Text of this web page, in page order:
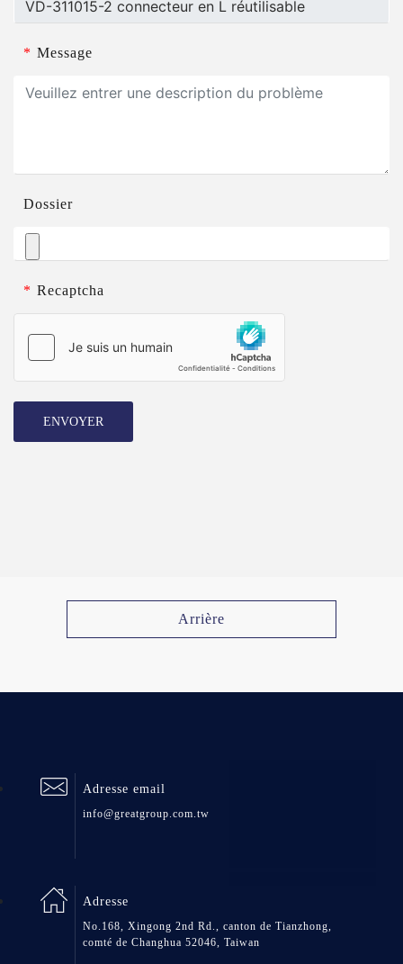
* Message
Dossier
* Recaptcha
ENVOYER
Arrière
Adresse email
info@greatgroup.com.tw
Adresse
No.168, Xingong 2nd Rd., canton de Tianzhong,
comté de Changhua 52046, Taiwan